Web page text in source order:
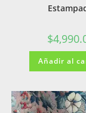
$
Añadir al